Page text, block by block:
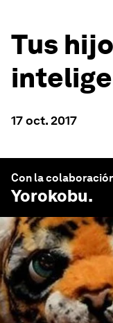
Tus
17 oct. 2017
Con la
Yorokobu.